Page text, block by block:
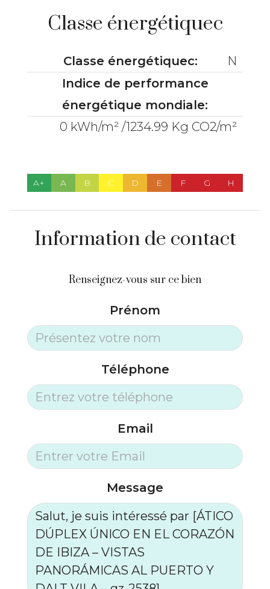
Classe énergétiquec
Classe énergétiquec:
N
Indice de performance
énergétique mondiale:
0 kWh/m² /1234.99 Kg CO2/m²
A+ A B C D E F G H
Information de contact
Renseignez-vous sur ce bien
Prénom
Téléphone
Email
Message